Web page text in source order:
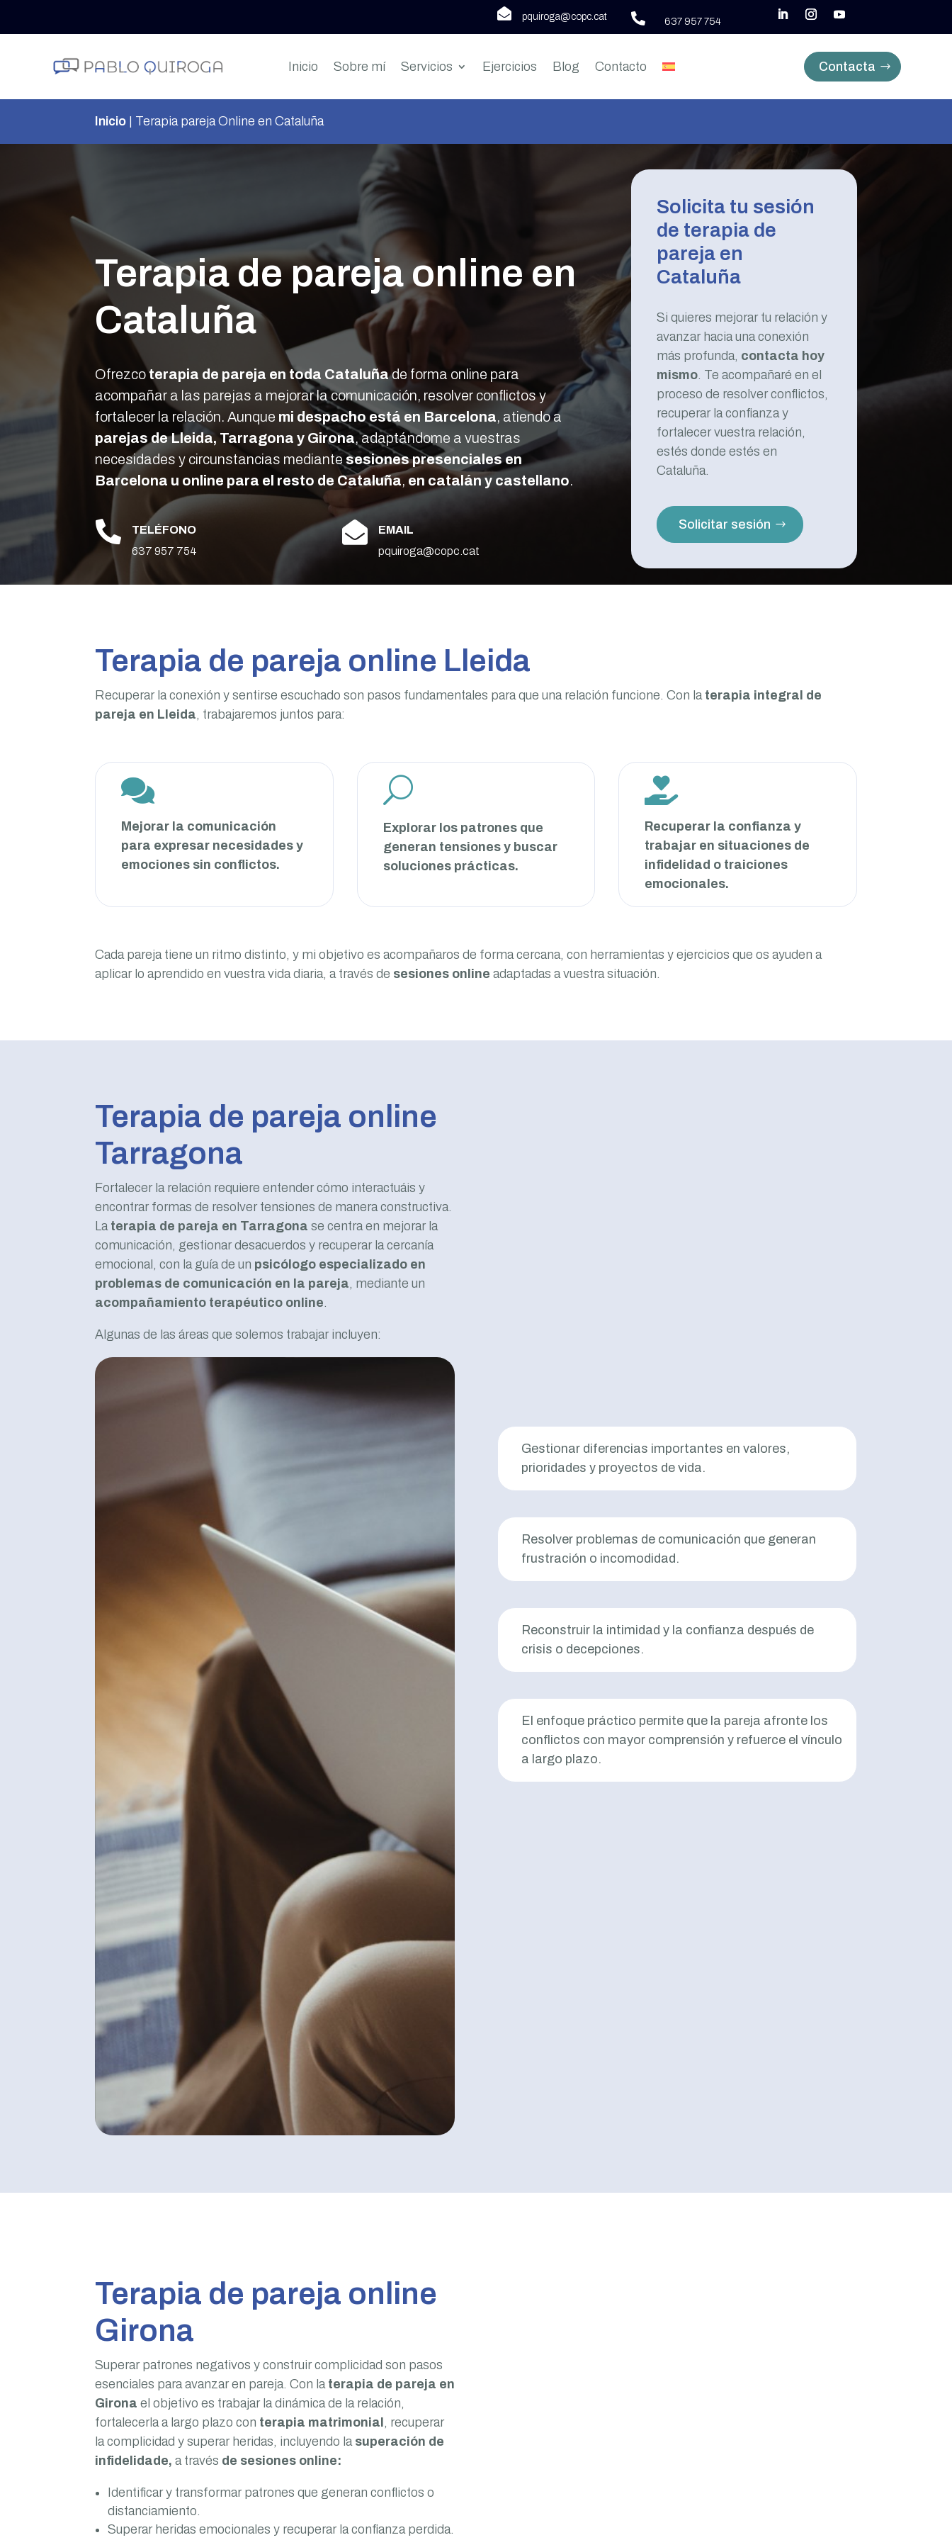
 pquiroga@copc.cat  637 957 754
Inicio Sobre mí Servicios Ejercicios Blog Contacto Contacta
Inicio Terapia pareja Online en Cataluña
Terapia de pareja online en
Cataluña
Ofrezcoterapia de pareja en toda Cataluñade forma online para
acompañar a las parejas a mejorar la comunicación, resolver conflictos y
fortalecer la relación. Aunque mi despacho está en Barcelona, atiendo a
parejas deLleida, Tarragona y Girona, adaptándome a vuestras
necesidades y circunstancias mediantesesiones presenciales en
Barcelona u online para el resto de Cataluña, en catalán y castellano.

TELÉFONO
637 957 754

EMAIL
pquiroga@copc.cat
Solicita tu sesión
de terapia de
pareja en
Cataluña
Si quieres mejorar tu relación y
avanzar hacia una conexión
más profunda, contacta hoy
mismo. Te acompañaré en el
proceso de resolver conflictos,
recuperar la confianza y
fortalecer vuestra relación,
estés donde estés en
Cataluña.
Solicitar sesión
Terapia de pareja online Lleida
Recuperar la conexión y sentirse escuchado son pasos fundamentales para que una relación funcione. Con la terapia integral de
pareja en Lleida , trabajaremos juntos para:

Mejorar la comunicación
para expresar necesidades y
emociones sin conflictos.
U
Explorar los patrones que
generan tensiones y buscar
soluciones prácticas.

Recuperar la confianza y
trabajar en situaciones de
infidelidad o traiciones
emocionales.
Cada pareja tiene un ritmo distinto, y mi objetivo es acompañaros de forma cercana, con herramientas y ejercicios que os ayuden a
aplicar lo aprendido en vuestra vida diaria, a través de sesiones online adaptadas a vuestra situación.
Terapia de pareja online
Tarragona
Fortalecer la relación requiere entender cómo interactuáis y
encontrar formas de resolver tensiones de manera constructiva.
La terapia de pareja en Tarragona se centra en mejorar la
comunicación, gestionar desacuerdos y recuperar la cercanía
emocional, con la guía de un psicólogo especializado en
problemas de comunicación en la pareja , mediante un
acompañamiento terapéutico online
Algunas de las áreas que solemos trabajar incluyen:
Gestionar diferencias importantes en valores,
prioridades y proyectos de vida.
Resolver problemas de comunicación que generan
frustración o incomodidad.
Reconstruir la intimidad y la confianza después de
crisis o decepciones.
El enfoque práctico permite que la pareja afronte los
conflictos con mayor comprensión y refuerce el vínculo
a largo plazo.
Terapia de pareja online
Girona
Superar patrones negativos y construir complicidad son pasos
esenciales para avanzar en pareja. Con la terapia de pareja en
Girona el objetivo es trabajar la dinámica de la relación,
fortalecerla a largo plazo con terapia matrimonial , recuperar
la complicidad y superar heridas, incluyendo lasuperación de
infidelidade, a través de sesiones online:
Identificar y transformar patrones que generan conflictos o
distanciamiento.
Superar heridas emocionales y recuperar la confianza perdida.